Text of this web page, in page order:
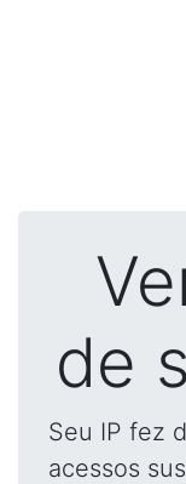
de
Seu IP fez
acessos